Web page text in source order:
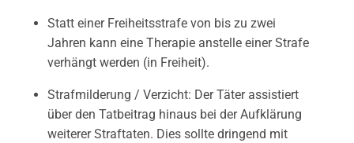
Statt einer Freiheitsstrafe von bis zu zwei
Jahren kann eine Therapie anstelle einer Strafe
verhängt werden (in Freiheit).
Strafmilderung / Verzicht: Der Täter assistiert
über den Tatbeitrag hinaus bei der Aufklärung
weiterer Straftaten. Dies sollte dringend mit